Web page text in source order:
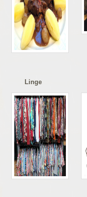
Linge